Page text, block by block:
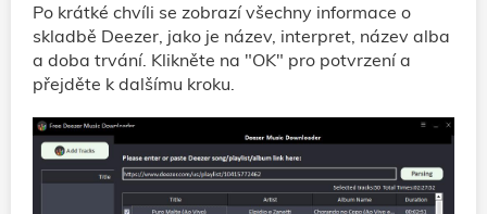
Po krátké chvíli se zobrazí všechny informace o
skladbě Deezer, jako je název, interpret, název alba
a doba trvání. Klikněte na "OK" pro potvrzení a
přejděte k dalšímu kroku.